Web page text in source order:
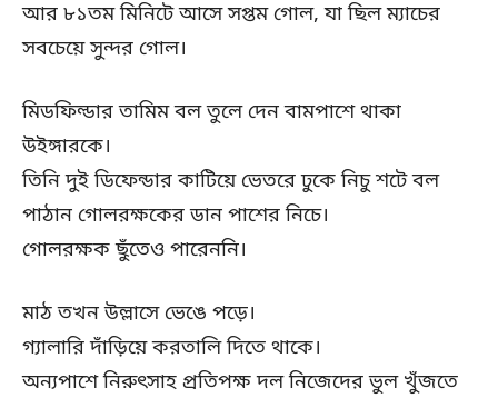
আর ৮১তম মিনিটে আসে সপ্তম গোল, যা ছিল ম্যাচের
সবচেয়ে সুন্দর গোল।
মিডফিল্ডার তামিম বল তুলে দেন বামপাশে থাকা
উইঙ্গারকে।
তিনি দুই ডিফেন্ডার কাটিয়ে ভেতরে ঢুকে নিচু শটে বল
পাঠান গোলরক্ষকের ডান পাশের নিচে।
গোলরক্ষক ছুঁতেও পারেননি।
মাঠ তখন উল্লাসে ভেঙে পড়ে।
গ্যালারি দাঁড়িয়ে করতালি দিতে থাকে।
অন্যপাশে নিরুৎসাহ প্রতিপক্ষ দল নিজেদের ভুল খুঁজতে